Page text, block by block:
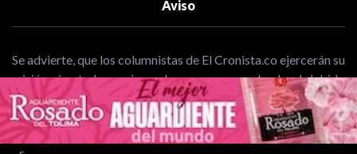
Aviso
Se advierte, que los columnistas de El Cronista.co ejercerán su
misión sin ataduras ni mordazas, pero guardando el debido
respeto en sus artículos. Solo ellos, serán responsables
exclusivamente de sus opiniones, y desde ninguna
circunstancia, este medio responderá por lo que escriban o